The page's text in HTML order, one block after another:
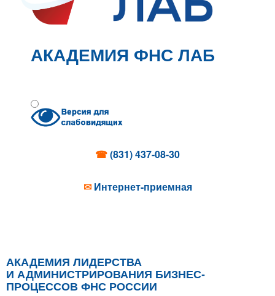
АКАДЕМИЯ ФНС ЛАБ
☎(831) 437-08-30
✉ Интернет-приемная
АКАДЕМИЯ ЛИДЕРСТВА
И АДМИНИСТРИРОВАНИЯ БИЗНЕС-
ПРОЦЕССОВ ФНС РОССИИ